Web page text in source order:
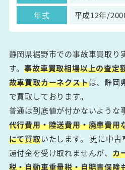
年式
平成12年/
静岡県裾野市での事故車買取り
す。事故車買取相場以上の査定
故車買取カーネクストは、静岡
で買取しております。
普通は到底値が付かないような
代行費用・陸送費用・廃車費用
にて買取いたします。 更に中
還付金を受け取れませんが、カ
税・自動車重量税・自賠責保険